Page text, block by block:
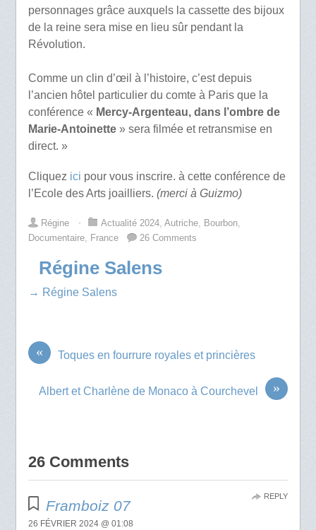
personnages grâce auxquels la cassette des bijoux
de la reine sera mise en lieu sûr pendant la
Révolution.
Comme un clin d’œil à l’histoire, c’est depuis
l’ancien hôtel particulier du comte à Paris que la
conférence « Mercy-Argenteau, dans l’ombre de
Marie-Antoinette» sera filmée et retransmise en
direct. »
Cliquez ici pour vous inscrire. à cette conférence de
l’Ecole des Arts joailliers. (merci à Guizmo)
Régine ⋅ Actualité 2024, Autriche, Bourbon,
Documentaire, France 26 Comments
Régine Salens
→ Régine Salens
« Toques en fourrure royales et princières
»
Albert et Charlène de Monaco à Courchevel
26 Comments
Framboiz 07
26 FÉVRIER 2024 @ 01:08
REPLY